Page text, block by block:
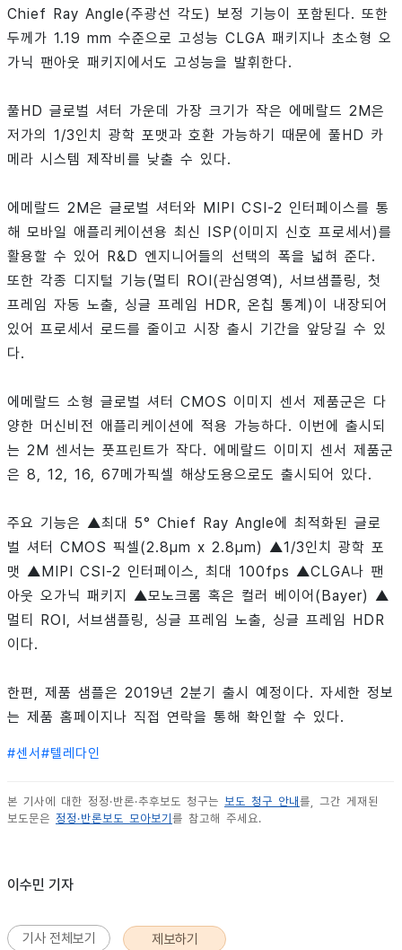
Chief Ray Angle(주광선 각도) 보정 기능이 포함된다. 또한
두께가 1.19 mm 수준으로 고성능 CLGA 패키지나 초소형 오
가닉 팬아웃 패키지에서도 고성능을 발휘한다.
풀HD 글로벌 셔터 가운데 가장 크기가 작은 에메랄드 2M은
저가의 1/3인치 광학 포맷과 호환 가능하기 때문에 풀HD 카
메라 시스템 제작비를 낮출 수 있다.
에메랄드 2M은 글로벌 셔터와 MIPI CSI-2 인터페이스를 통
해 모바일 애플리케이션용 최신 ISP(이미지 신호 프로세서)를
활용할 수 있어 R&D 엔지니어들의 선택의 폭을 넓혀 준다.
또한 각종 디지털 기능(멀티 ROI(관심영역), 서브샘플링, 첫
프레임 자동 노출, 싱글 프레임 HDR, 온칩 통계)이 내장되어
있어 프로세서 로드를 줄이고 시장 출시 기간을 앞당길 수 있
다.
에메랄드 소형 글로벌 셔터 CMOS 이미지 센서 제품군은 다
양한 머신비전 애플리케이션에 적용 가능하다. 이번에 출시되
는 2M 센서는 풋프린트가 작다. 에메랄드 이미지 센서 제품군
은 8, 12, 16, 67메가픽셀 해상도용으로도 출시되어 있다.
주요 기능은 ▲최대 5° Chief Ray Angle에 최적화된 글로
벌 셔터 CMOS 픽셀(2.8μm x 2.8μm) ▲1/3인치 광학 포
맷 ▲MIPI CSI-2 인터페이스, 최대 100fps ▲CLGA나 팬
아웃 오가닉 패키지 ▲모노크롬 혹은 컬러 베이어(Bayer) ▲
멀티 ROI, 서브샘플링, 싱글 프레임 노출, 싱글 프레임 HDR
이다.
한편, 제품 샘플은 2019년 2분기 출시 예정이다. 자세한 정보
는 제품 홈페이지나 직접 연락을 통해 확인할 수 있다.
#센서 #텔레다인
본 기사에 대한 정정·반론·추후보도 청구는 보도 청구 안내 를, 그간 게재된
보도문은 정정·반론보도 모아보기 를 참고해 주세요.
이수민 기자
기사 전체보기 제보하기